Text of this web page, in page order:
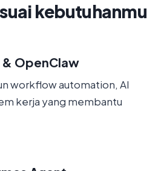
kebutuhanmu
OpenClaw
workflow automation, AI
kerja yang membantu